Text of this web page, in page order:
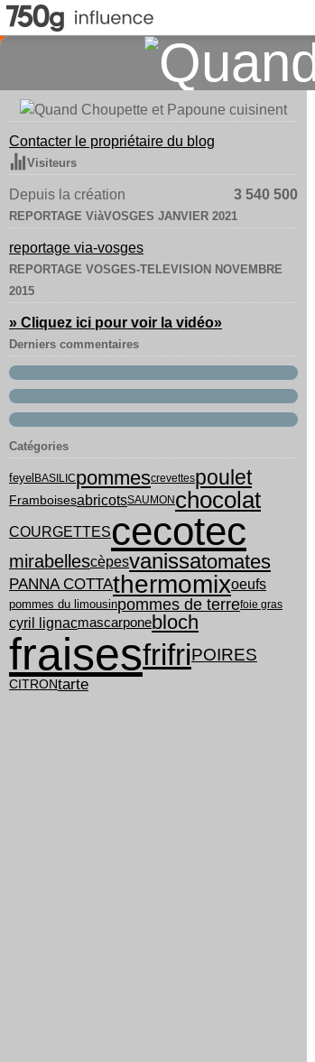
Contacter le propriétaire du blog
Visiteurs
Depuis la création 3 540 500
REPORTAGE ViàVOSGES JANVIER 2021
reportage via-vosges
REPORTAGE VOSGES-TELEVISION NOVEMBRE
2015
» Cliquez ici pour voir la vidéo»
Derniers commentaires
Catégories
feyelBASILICpommescrevettespoulet
FramboisesabricotsSAUMON chocolat
COURGETTEScecotec
mirabellescèpesvanissatomates
PANNA COTTAthermomixoeufs
pommes du limousinpommes de terrefoie gras
cyril lignacmascarponebloch
fraisesfrifriPOIRES
CITRONtarte